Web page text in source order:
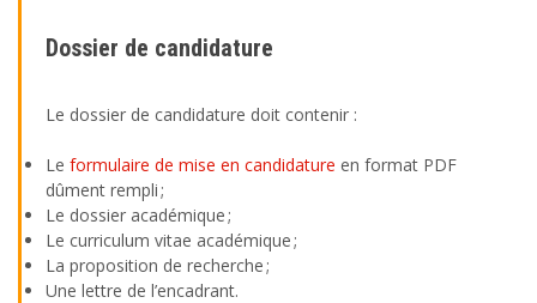
Dossier de candidature
Le dossier de candidature doit contenir :
Le formulaire de mise en candidature en format PDF
dûment rempli ;
Le dossier académique ;
Le curriculum vitae académique ;
La proposition de recherche ;
Une lettre de l’encadrant.